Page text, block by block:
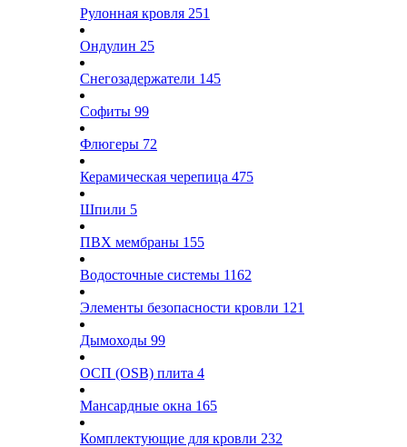
Рулонная кровля 251
Ондулин 25
Снегозадержатели 145
Софиты 99
Флюгеры 72
Керамическая черепица 475
Шпили 5
ПВХ мембраны 155
Водосточные системы 1162
Элементы безопасности кровли 121
Дымоходы 99
ОСП (OSB) плита 4
Мансардные окна 165
Комплектующие для кровли 232